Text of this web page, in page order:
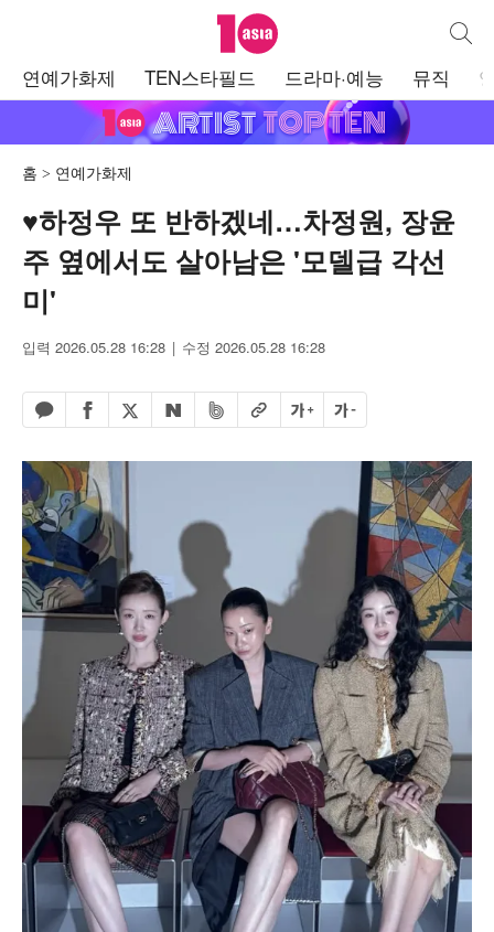
텐아시아 통합
연예가화제 TEN스타필드 드라마·예능 뮤직
홈 연예가화제
♥하정우 또 반하겠네…차정원, 장윤
주 옆에서도 살아남은 '모델급 각선
미'
입력 2026.05.28 16:28 수정 2026.05.28 16:28
카카오톡 공유하기
페이스북 공유하기
엑스 공유하기
네이버 공유하기
밴드 공유하기
URL복사글자 크게글자 작게